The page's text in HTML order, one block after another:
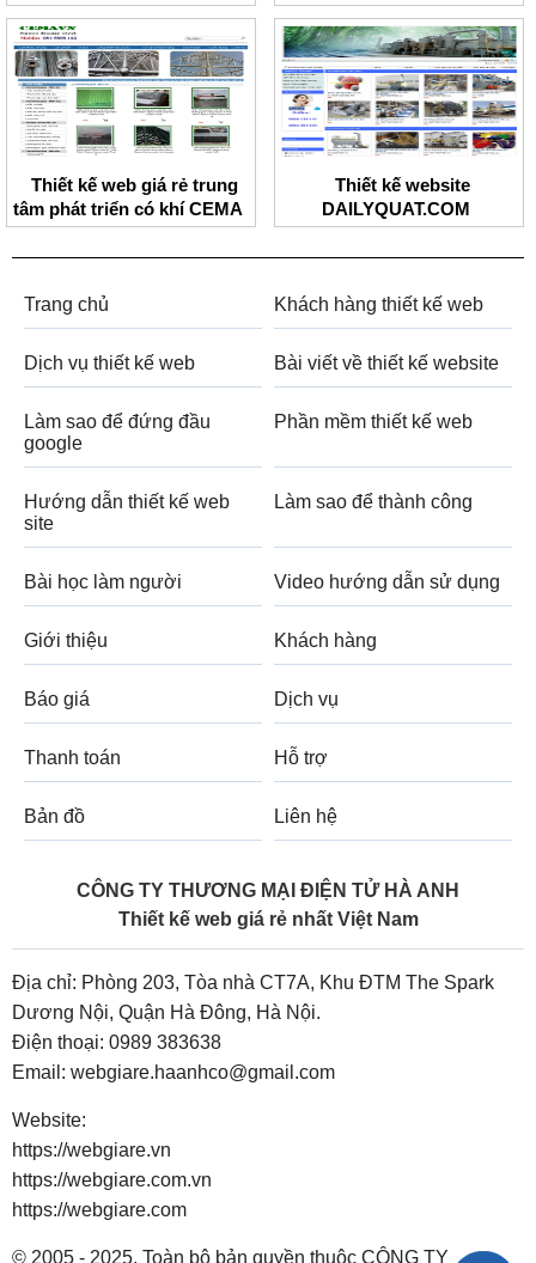
Thiết kế web giá rẻ trung
tâm phát triển có khí CEMA
Thiết kế website
DAILYQUAT.COM
Trang chủ Khách hàng thiết kế web
Dịch vụ thiết kế web Bài viết về thiết kế website
Làm sao để đứng đầu
google
Phần mềm thiết kế web
Hướng dẫn thiết kế web
site
Làm sao để thành công
Bài học làm người Video hướng dẫn sử dụng
Giới thiệu Khách hàng
Báo giá Dịch vụ
Thanh toán Hỗ trợ
Bản đồ Liên hệ
CÔNG TY THƯƠNG MẠI ĐIỆN TỬ HÀ ANH
Thiết kế web giá rẻ nhất Việt Nam
Địa chỉ: Phòng 203, Tòa nhà CT7A, Khu ĐTM The Spark
Dương Nội, Quận Hà Đông, Hà Nội.
Điện thoại: 0989 383638
Email: webgiare.haanhco@gmail.com
Website:
https://webgiare.vn
https://webgiare.com.vn
https://webgiare.com
© 2005 - 2025. Toàn bộ bản quyền thuộc CÔNG TY